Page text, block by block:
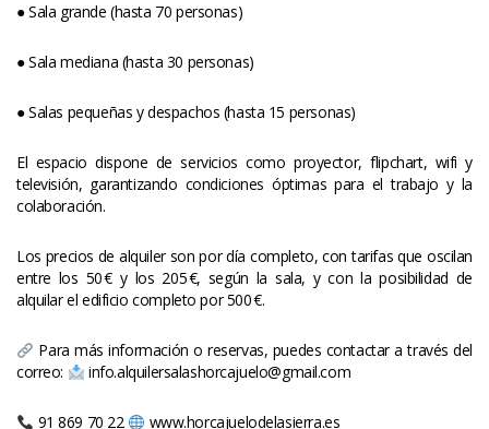
● Sala grande (hasta 70 personas)
● Sala mediana (hasta 30 personas)
● Salas pequeñas y despachos (hasta 15 personas)
El espacio dispone de servicios como proyector, flipchart, wifi y
televisión, garantizando condiciones óptimas para el trabajo y la
colaboración.
Los precios de alquiler son por día completo, con tarifas que oscilan
entre los 50 € y los 205 €, según la sala, y con la posibilidad de
alquilar el edificio completo por 500 €.
Para más información o reservas, puedes contactar a través del
correo:
info.alquilersalashorcajuelo@gmail.com
91 869 70 22 www.horcajuelodelasierra.e